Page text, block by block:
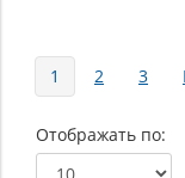
Страницы
1 2 3
Отображать по